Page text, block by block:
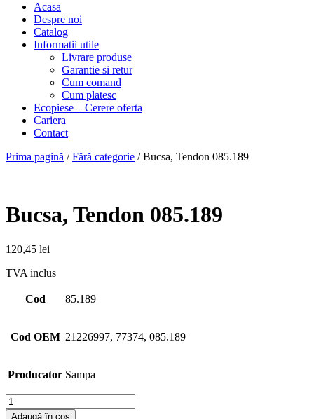
Acasa
Despre noi
Catalog
Informatii utile
Livrare produse
Garantie si retur
Cum comand
Cum platesc
Ecopiese – Cerere oferta
Cariera
Contact
Prima pagină /Fără categorie / Bucsa, Tendon 085.189
Bucsa, Tendon 085.189
120,45 lei
TVA inclus
Cod 85.189
Cod OEM 21226997, 77374, 085.189
Producator Sampa
Cantitate
Adaugă în coș